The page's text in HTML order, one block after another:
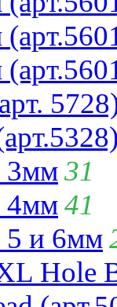
3мм31
4мм41
5 и 6мм
Hole